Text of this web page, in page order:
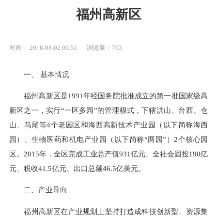
福州高新区
时间： 2018-08-02 09:51 浏览量：703
一、 基本情况
福州高新区是1991年经国务院批准成立的第一批国家级高
新区之一，实行“一区多园”的管理模式，下辖洪山、台西、仓
山、马尾等4个老园区和海西高新技术产业园（以下简称海西
园）、生物医药和机电产业园（以下简称“两园”）2个核心园
区。2015年，全区完成工业总产值931亿元、全社会固投190亿
元、税收41.5亿元、出口总额46.5亿美元。
二、产业导向
福州高新区在产业规划上坚持打造成科技创新型、资源集